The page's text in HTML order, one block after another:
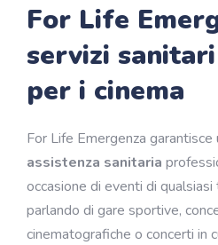
For Life
servizi
per i cinema
For Life Emergenza garantisce
assistenza sanitaria
occasione di eventi di
parlando di gare sportive,
cinematografiche o concerti in